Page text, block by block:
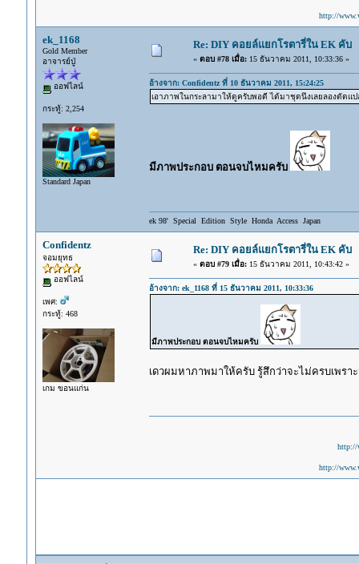
http://
ek_1168
Gold Member
อาจารย์ปู่
ออฟไลน์
กระทู้: 2,254
Standard Japan
Re: DIY คอยล์แยกโรตารี่ใน EK คับ
« ตอบ #78 เมื่อ:15 ธันวาคม 2011, 10:33:36 »
อ้างจาก: Confidentz ที่ 10 ธันวาคม 2011, 15:24:25
เอาภาพในกระลามาให้ดูครับพอดี ได้มาชุดนึงเลยลองดัดแป
มีภาพประกอบ ตอนจบไหมครับ
ek 98' Special Edition Style Honda Access Japan
Confidentz
จอมยุทธ
ออฟไลน์
เพศ:
กระทู้: 468
เกม ขอนแก่น
Re: DIY คอยล์แยกโรตารี่ใน EK คับ
« ตอบ #79 เมื่อ:15 ธันวาคม 2011, 10:43:42 »
อ้างจาก: ek_1168 ที่ 15 ธันวาคม 2011, 10:33:36
มีภาพประกอบ ตอนจบไหมครับ
เดวผมหาภาพมาให้ครับ รู้สึกว่าจะไม่ครบเพร
http://
http://